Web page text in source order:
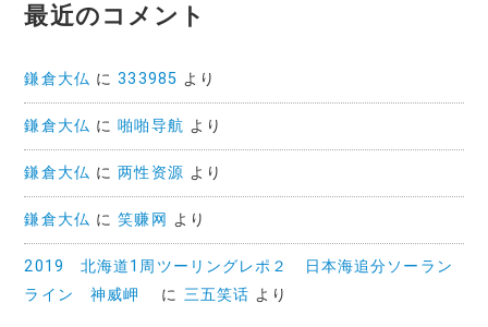
最近のコメント
鎌倉大仏 に333985 より
鎌倉大仏 に啪啪导航 より
鎌倉大仏 に两性资源 より
鎌倉大仏 に笑赚网 より
2019 北海道1周ツーリングレポ２ 日本海追分ソーラン
ライン 神威岬
に 三五笑话 より